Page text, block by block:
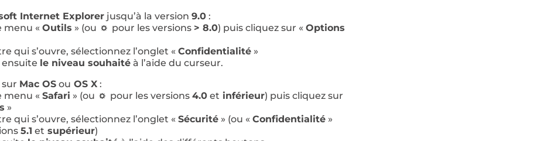
Internet Explorer jusqu’à la version 9.0 :
menu « Outils » (ou pour les versions > 8.0) puis cliquez sur « Options
qui s’ouvre, sélectionnez l’onglet « Confidentialité »
ensuite le niveau souhaité à l’aide du curseur.
sur Mac OS ou OS X :
menu « Safari » (ou pour les versions 4.0 et inférieur) puis cliquez sur
»
qui s’ouvre, sélectionnez l’onglet « Sécurité » (ou « Confidentialité »
5.1 et supérieur)